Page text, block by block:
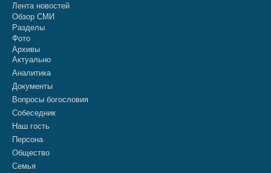
Лента новостей
Обзор СМИ
Разделы
Фото
Архивы
Актуально
Аналитика
Документы
Вопросы богословия
Собеседник
Наш гость
Персона
Общество
Семья